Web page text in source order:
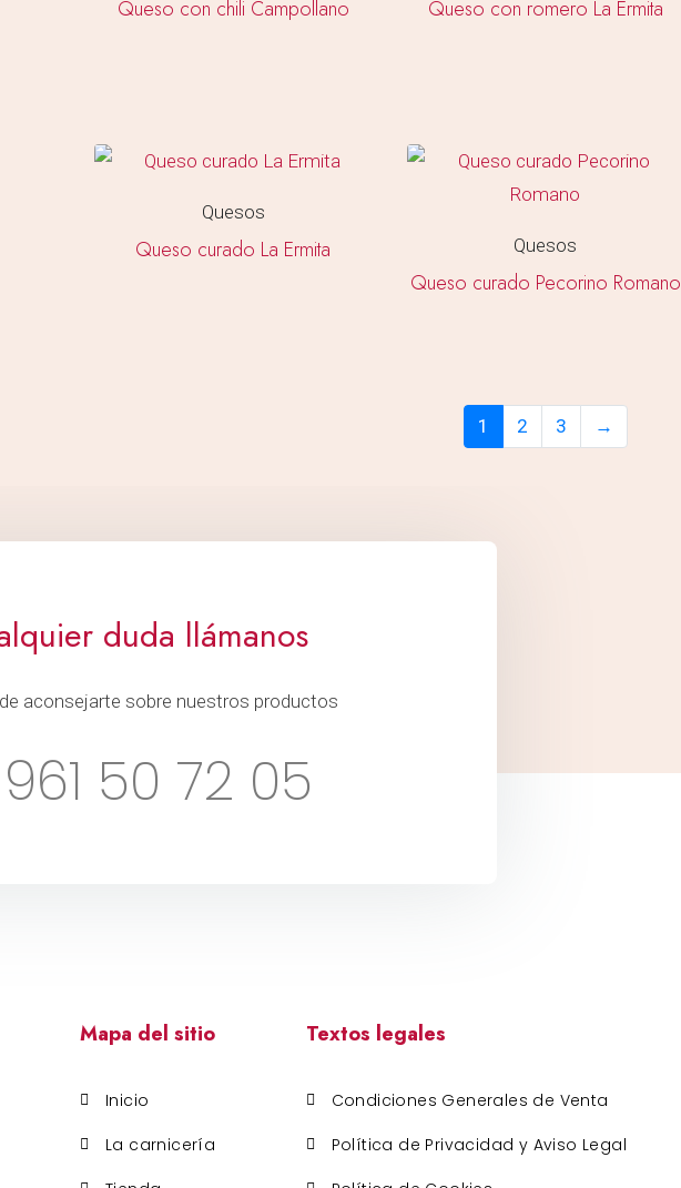
Queso con chili Campollano Queso con romero La Ermita
Quesos
Queso curado La Ermita Quesos
Queso curado Pecorino Romano
1 2 3 →
duda llámanos
aconsejarte sobre nuestros productos
50 72 05
Mapa del sitio
Inicio
La carnicería
Textos legales
Condiciones Generales de Venta
Política de Privacidad y Aviso Legal